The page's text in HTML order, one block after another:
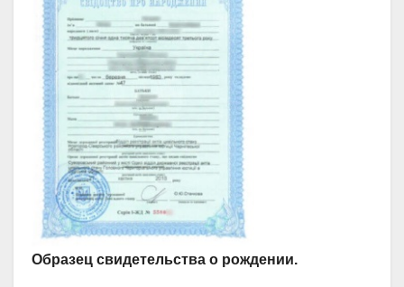
Образец свидетельства о рождении.